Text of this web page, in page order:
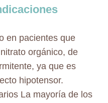
en pacientes que
orgánico, de
ya que es
hipotensor.
La mayoría de los